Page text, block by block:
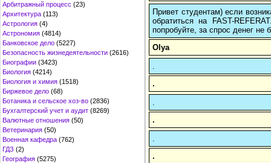
Арбитражный процесс (23)
Архитектура (113)
Астрология (4)
Астрономия (4814)
Банковское дело (5227)
Безопасность жизнедеятельности (2616)
Биографии (3423)
Биология (4214)
Биология и химия (1518)
Биржевое дело (68)
Ботаника и сельское хоз-во (2836)
Бухгалтерский учет и аудит (8269)
Валютные отношения (50)
Ветеринария (50)
Военная кафедра (762)
ГДЗ (2)
География (5275)
Привет студентам) если
обратиться на FAST-
попробуйте, за спрос денег не
Olya
.
.
.